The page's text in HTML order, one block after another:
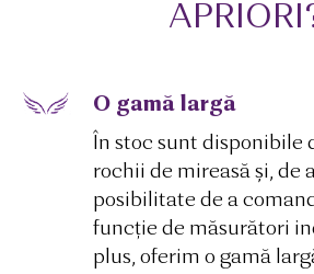
O gamă largă
În stoc sunt disponibile
rochii de mireasă și, de
posibilitate de a
funcție de măsurători
plus, oferim o gamă